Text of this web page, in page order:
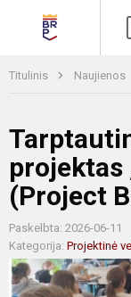
Titulinis Naujienos
projektas
(Project
Paskelbta: 2026-06-11
Kategorija: Projektinė